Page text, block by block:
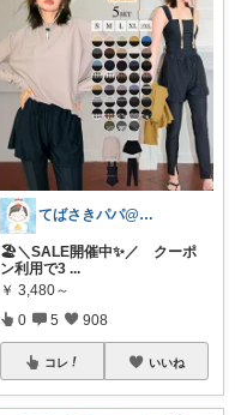
てばさきパパ@スマホアクセ
🏖️＼SALE開催中✨／ クーポ
ン利用で3 ...
￥ 3,480～
0 5 908
コレ いいね